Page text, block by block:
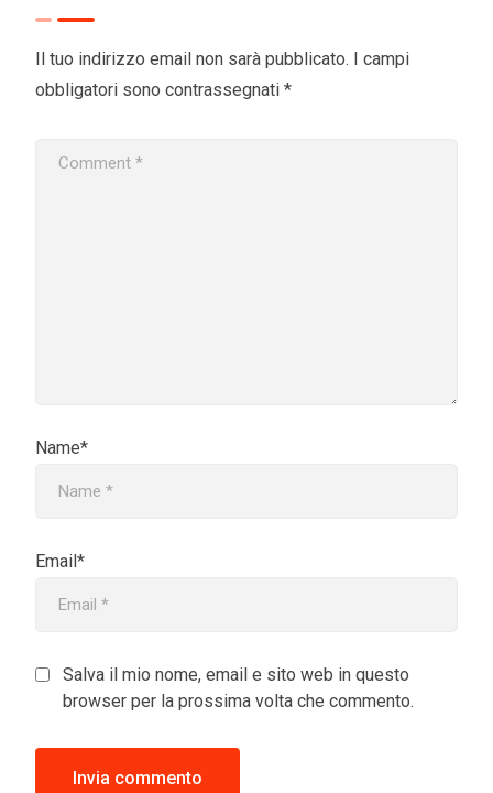
Il tuo indirizzo email non sarà pubblicato. I campi
obbligatori sono contrassegnati *
Name*
Email*
Salva il mio nome, email e sito web in questo
browser per la prossima volta che commento.